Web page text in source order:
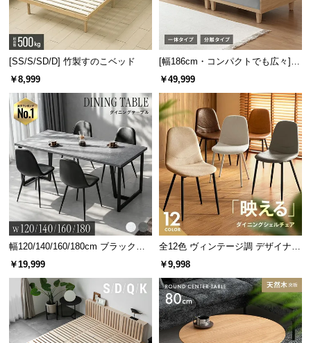
[SS/S/SD/D] 竹製すのこベッド
￥8,999
[幅186cm・コンパクトでも広々] 3
人掛けソファベッド リクライニン
グ 天然木フレーム 北欧
￥49,999
幅120/140/160/180cm ブラックフ
レーム ダイニング 大理石調 4人掛
￥19,999
全12色 ヴィンテージ調 デザイナー
ズシェルチェア
￥9,998